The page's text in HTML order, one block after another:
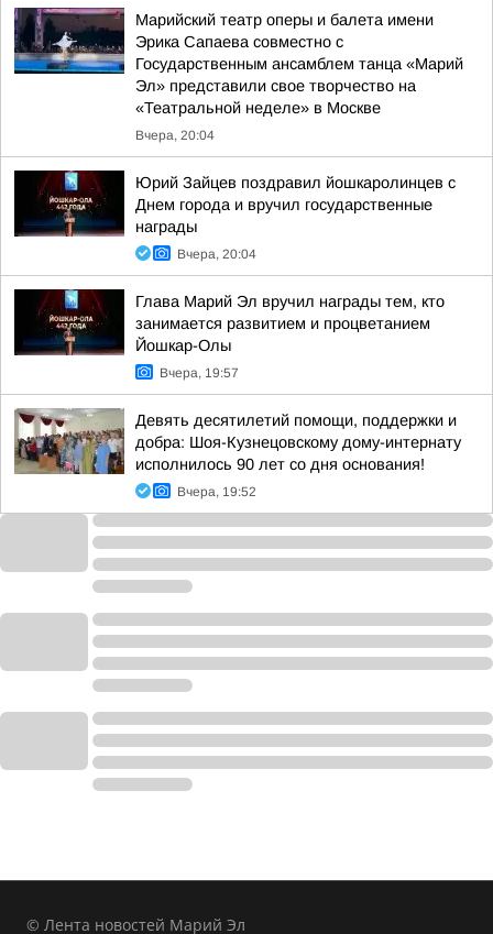
Марийский театр оперы и балета имени
Эрика Сапаева совместно с
Государственным ансамблем танца «Марий
Эл» представили свое творчество на
«Театральной неделе» в Москве
Вчера, 20:04
Юрий Зайцев поздравил йошкаролинцев с
Днем города и вручил государственные
награды
Вчера, 20:04
Глава Марий Эл вручил награды тем, кто
занимается развитием и процветанием
Йошкар-Олы
Вчера, 19:57
Девять десятилетий помощи, поддержки и
добра: Шоя-Кузнецовскому дому-интернату
исполнилось 90 лет со дня основания!
Вчера, 19:52
© Лента новостей Марий Эл